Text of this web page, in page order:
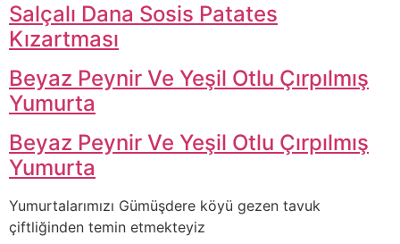
Salçalı Dana Sosis Patates
Kızartması
Beyaz Peynir Ve Yeşil Otlu Çırpılmış
Yumurta
Beyaz Peynir Ve Yeşil Otlu Çırpılmış
Yumurta
Yumurtalarımızı Gümüşdere köyü gezen tavuk
çiftliğinden temin etmekteyiz